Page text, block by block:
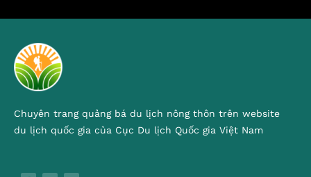
Chuyên trang quảng bá du lịch nông thôn trên website
du lịch quốc gia của Cục Du lịch Quốc gia Việt Nam